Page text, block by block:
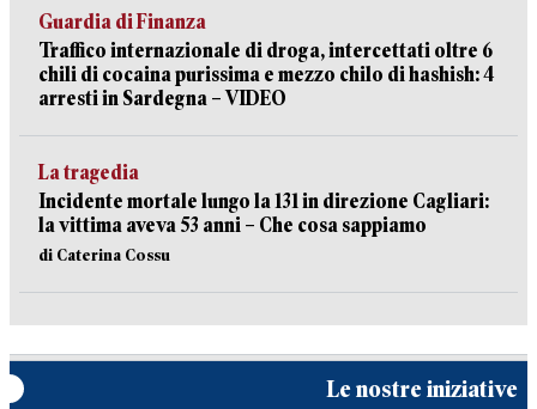
Guardia di Finanza
Traffico internazionale di droga, intercettati oltre 6
chili di cocaina purissima e mezzo chilo di hashish: 4
arresti in Sardegna – VIDEO
La tragedia
Incidente mortale lungo la 131 in direzione Cagliari:
la vittima aveva 53 anni – Che cosa sappiamo
di Caterina Cossu
Le nostre iniziative